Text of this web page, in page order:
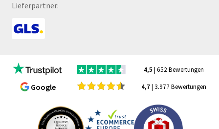
Lieferpartner:
4,5 | 652 Bewertungen
Google 4,7| 3.977 Bewertungen